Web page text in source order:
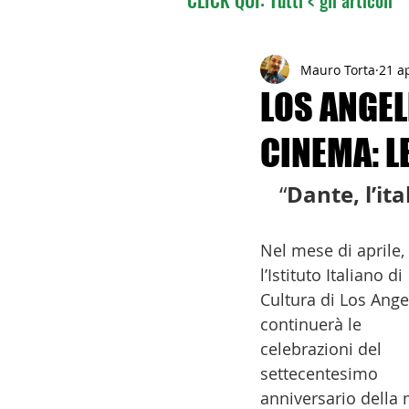
02 - TURISMO DELLE
04 - ITALIANI
08 - ITALIANI IN OCEANIA
11 - ITALIANI ALL'ESTERO
LOS
CINEMA:
Mauro Torta 21
“Dante,
Nel mese di aprile,
l’Istituto Italiano di
Cultura di Los
continuerà le
celebrazioni del
settecentesimo
anniversario della